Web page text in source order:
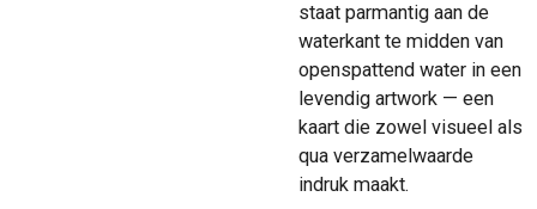
staat parmantig aan de
waterkant te midden van
openspattend water in een
levendig artwork — een
kaart die zowel visueel als
qua verzamelwaarde
indruk maakt.